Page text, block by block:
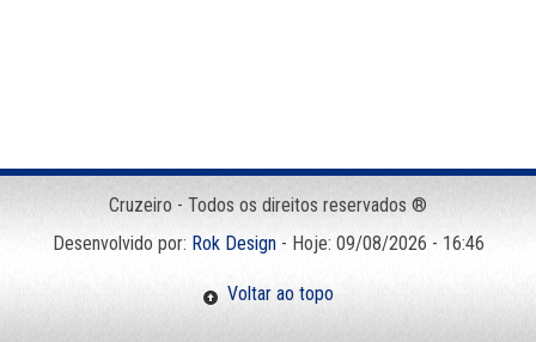
Cruzeiro - Todos os direitos reservados ®
Desenvolvido por: Rok Design- Hoje: 09/08/2026 - 16:46
Voltar ao topo